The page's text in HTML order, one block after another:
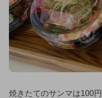
焼きたてのサンマは100